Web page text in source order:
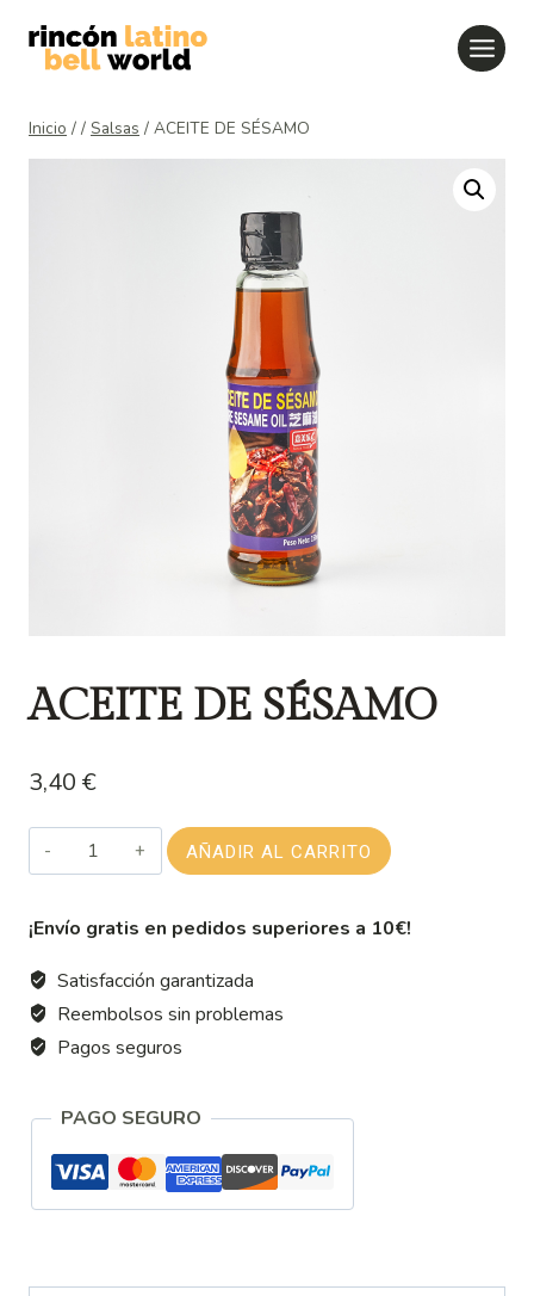
contenido
Inicio / / Salsas / ACEITE DE SÉSAMO
ACEITE DE SÉSAMO
3,40 €
ACEITE
DE
cantidad
AÑADIR AL CARRITO
¡Envío gratis en pedidos superiores a 10€!
Satisfacción garantizada
Reembolsos sin problemas
Pagos seguros
PAGO SEGURO